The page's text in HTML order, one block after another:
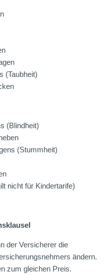
(Taubheit)
(Blindheit)
(Stummheit)
nicht für Kindertarife)
der Versicherer die
ändern.
zum gleichen Preis.